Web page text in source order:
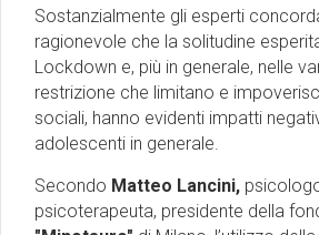
Sostanzialmente gli esperti
ragionevole che la solitudine
Lockdown e, più in generale, nelle
restrizione che limitano e
sociali, hanno evidenti impatti
adolescenti in generale.
Secondo Matteo Lancini,
psicoterapeuta, presidente della